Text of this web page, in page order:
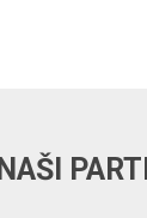
NAŠI